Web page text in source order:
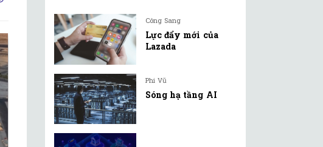
Công Sang
Lực đẩy mới của
Lazada
Phi Vũ
Sóng hạ tầng AI